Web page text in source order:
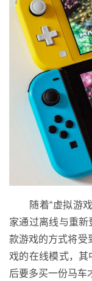
随着“虚拟游戏
家通过离线与重新
款游戏的方式将受
戏的在线模式，其
后要多买一份马车